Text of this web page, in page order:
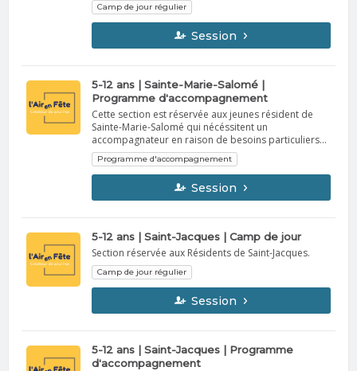
Camp de jour régulier
Session
5-12 ans | Sainte-Marie-Salomé |
Programme d'accompagnement
Cette section est réservée aux jeunes résident de
Sainte-Marie-Salomé qui nécéssitent un
accompagnateur en raison de besoins particuliers
(sujet à acceptation suite à la réception des
documents requis) Nous communiquerons avec
vous afin de confirmer la participation de votre
enfant au camp de jour (approbation conditionnelle
au programme d’accompagnement). Si nous ne
soin de votre enfant, nous vous informerons de la
situation le plus rapidement possible.
Programme d'accompagnement
Session
5-12 ans | Saint-Jacques | Camp de jour
Section réservée aux Résidents de Saint-Jacques.
Camp de jour régulier
Session
5-12 ans | Saint-Jacques | Programme
d'accompagnement